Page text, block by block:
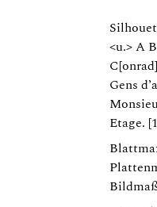
<u.> A
Gens
Etage.